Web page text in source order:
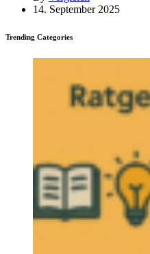
14. September 2025
Trending Categories